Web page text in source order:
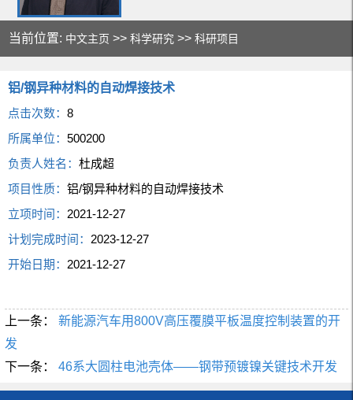
当前位置: 中文主页 >>科学研究 >>科研项目
铝/钢异种材料的自动焊接技术
点击次数：8
所属单位：500200
负责人姓名：杜成超
项目性质：铝/钢异种材料的自动焊接技术
立项时间： 2021-12-27
计划完成时间： 2023-12-27
开始日期： 2021-12-27
上一条：
新能源汽车用800V高压覆膜平板温度控制装置的开
发
下一条：
46系大圆柱电池壳体——钢带预镀镍关键技术开发